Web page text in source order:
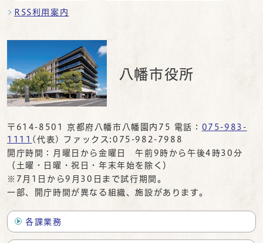
RSS利用案内
八幡市役所
〒614-8501 京都府八幡市八幡園内75 電話： 075-983-
1111 (代表) ファックス:075-982-7988
開庁時間：月曜日から金曜日 午前9時から午後4時30分
（土曜・日曜・祝日・年末年始を除く）
※7月1日から9月30日まで試行期間。
一部、開庁時間が異なる組織、施設があります。
各課業務